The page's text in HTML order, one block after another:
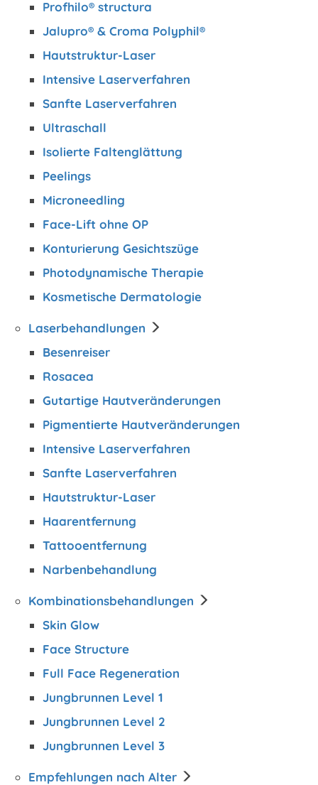
Profhilo® structura
Jalupro® & Croma Polyphil®
Hautstruktur-Laser
Intensive Laserverfahren
Sanfte Laserverfahren
Ultraschall
Isolierte Faltenglättung
Peelings
Microneedling
Face-Lift ohne OP
Konturierung Gesichtszüge
Photodynamische Therapie
Kosmetische Dermatologie
Laserbehandlungen
Besenreiser
Rosacea
Gutartige Hautveränderungen
Pigmentierte Hautveränderungen
Intensive Laserverfahren
Sanfte Laserverfahren
Hautstruktur-Laser
Haarentfernung
Tattooentfernung
Narbenbehandlung
Kombinations­behandlungen
Skin Glow
Face Structure
Full Face Regeneration
Jungbrunnen Level 1
Jungbrunnen Level 2
Jungbrunnen Level 3
Empfehlungen nach Alter